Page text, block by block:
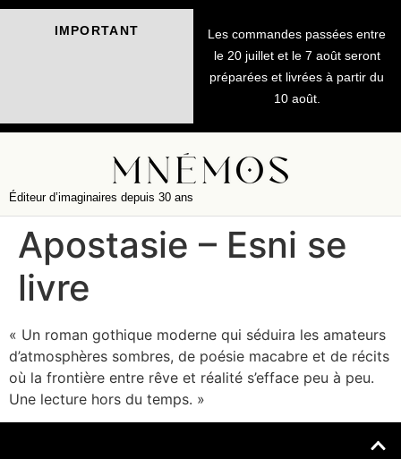
IMPORTANT
Les commandes passées entre
le 20 juillet et le 7 août seront
préparées et livrées à partir du
10 août.
Éditeur d’imaginaires depuis 30 ans
Apostasie – Esni se
livre
« Un roman gothique moderne qui séduira les amateurs
d’atmosphères sombres, de poésie macabre et de récits
où la frontière entre rêve et réalité s’efface peu à peu.
Une lecture hors du temps. »